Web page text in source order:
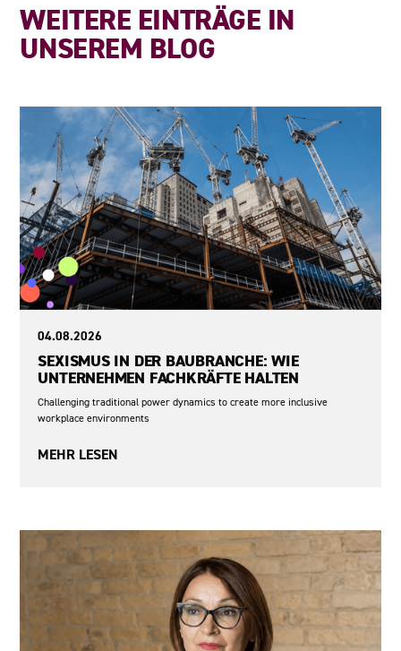
WEITERE EINTRÄGE IN
UNSEREM BLOG
04.08.2026
SEXISMUS IN DER BAUBRANCHE: WIE
UNTERNEHMEN FACHKRÄFTE HALTEN
Challenging traditional power dynamics to create more inclusive
workplace environments
MEHR LESEN